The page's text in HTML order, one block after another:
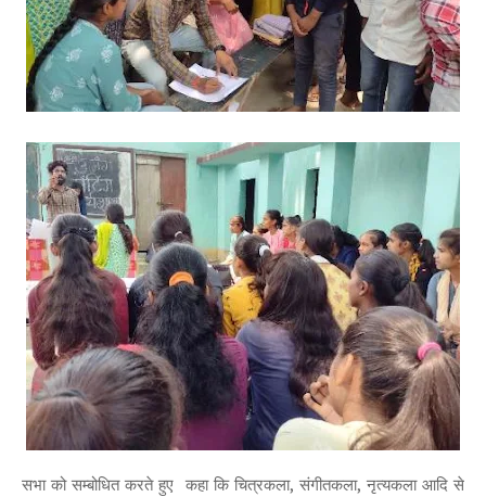
सभा को सम्बोधित करते हुए कहा कि चित्रकला, संगीतकला, नृत्यकला आदि से